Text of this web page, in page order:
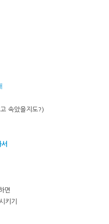
속았을지도?)
면
시키기